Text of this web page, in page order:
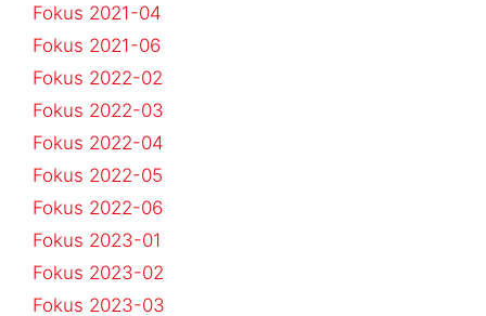
Fokus 2021-04
Fokus 2021-06
Fokus 2022-02
Fokus 2022-03
Fokus 2022-04
Fokus 2022-05
Fokus 2022-06
Fokus 2023-01
Fokus 2023-02
Fokus 2023-03